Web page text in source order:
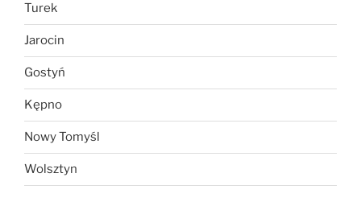
Turek
Jarocin
Gostyń
Kępno
Nowy Tomyśl
Wolsztyn